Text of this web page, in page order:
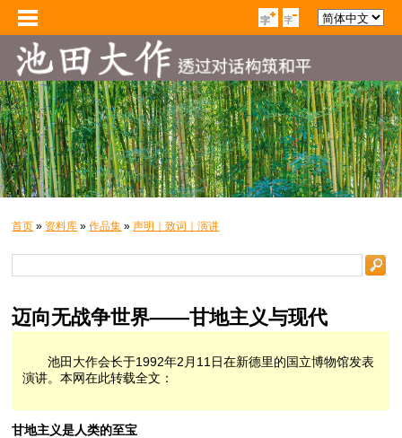
首页 » 资料库 »作品集 »声明｜致词｜演讲
迈向无战争世界——甘地主义与现代
池田大作会长于1992年2月11日在新德里的国立博物馆发表
演讲。本网在此转载全文：
甘地主义是人类的至宝